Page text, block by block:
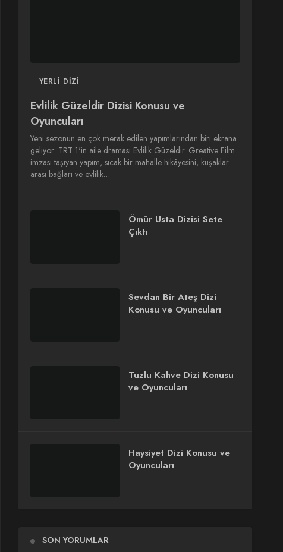
YERLI DIZI
Evlilik Güzeldir Dizisi Konusu ve
Oyuncuları
Yeni sezonun en çok merak edilen yapımlarından biri ekrana
geliyor: TRT 1'in aile draması Evlilik Güzeldir. Greative Film
imzası taşıyan yapım, sıcak bir mahalle hikâyesini, kuşaklar
arası bağları ve evlilik…
Ömür Usta Dizisi Sete
Çıktı
Sevdan Bir Ateş Dizi
Konusu ve Oyuncuları
Tuzlu Kahve Dizi Konusu
ve Oyuncuları
Haysiyet Dizi Konusu ve
Oyuncuları
SON YORUMLAR